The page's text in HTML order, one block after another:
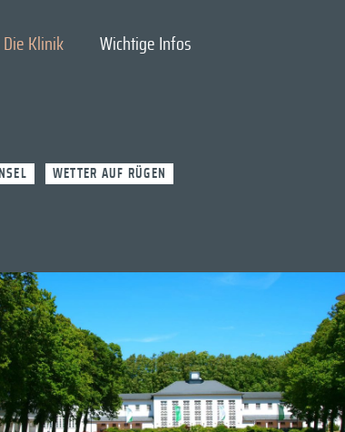
Die Klinik Wichtige Infos
WETTER AUF RÜGEN
Suchen